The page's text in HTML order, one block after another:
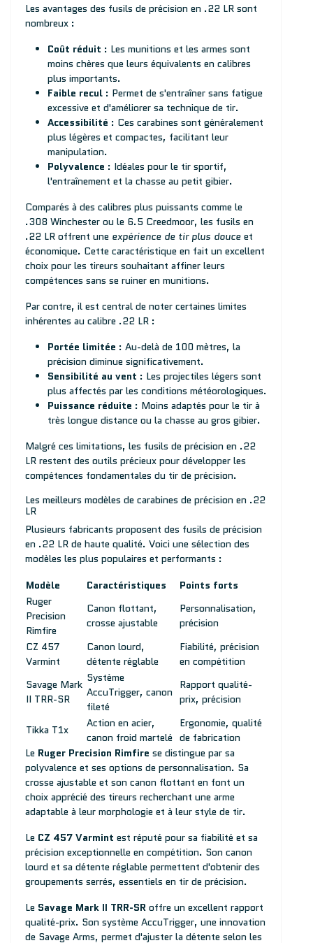
Les avantages des fusils de précision en .22 LR sont
nombreux :
Coût réduit : Les munitions et les armes sont
moins chères que leurs équivalents en calibres
plus importants.
Faible recul : Permet de s'entraîner sans fatigue
excessive et d'améliorer sa technique de tir.
Accessibilité : Ces carabines sont généralement
plus légères et compactes, facilitant leur
manipulation.
Polyvalence : Idéales pour le tir sportif,
l'entraînement et la chasse au petit gibier.
Comparés à des calibres plus puissants comme le
.308 Winchester ou le 6.5 Creedmoor, les fusils en
.22 LR offrent une expérience de tir plus douce et
économique. Cette caractéristique en fait un excellent
choix pour les tireurs souhaitant affiner leurs
compétences sans se ruiner en munitions.
Par contre, il est central de noter certaines limites
inhérentes au calibre .22 LR :
Portée limitée : Au-delà de 100 mètres, la
précision diminue significativement.
Sensibilité au vent : Les projectiles légers sont
plus affectés par les conditions météorologiques.
Puissance réduite : Moins adaptés pour le tir à
très longue distance ou la chasse au gros gibier.
Malgré ces limitations, les fusils de précision en .22
LR restent des outils précieux pour développer les
compétences fondamentales du tir de précision.
Les meilleurs modèles de carabines de précision en .22
LR
Plusieurs fabricants proposent des fusils de précision
en .22 LR de haute qualité. Voici une sélection des
modèles les plus populaires et performants :
Modèle
Caractéristiques
Points forts
Ruger
Precision
Rimfire
Canon flottant,
crosse ajustable
Personnalisation,
précision
CZ 457
Varmint
Canon lourd,
détente réglable
Fiabilité, précision
en compétition
Savage Mark
II TRR-SR
Système
AccuTrigger, canon
fileté
Rapport qualité-
prix, précision
Tikka T1x
Action en acier,
canon froid martelé
Ergonomie, qualité
de fabrication
Le Ruger Precision Rimfire se distingue par sa
polyvalence et ses options de personnalisation. Sa
crosse ajustable et son canon flottant en font un
choix apprécié des tireurs recherchant une arme
adaptable à leur morphologie et à leur style de tir.
Le CZ 457 Varmint est réputé pour sa fiabilité et sa
précision exceptionnelle en compétition. Son canon
lourd et sa détente réglable permettent d'obtenir des
groupements serrés, essentiels en tir de précision.
Le Savage Mark II TRR-SR offre un excellent rapport
qualité-prix. Son système AccuTrigger, une innovation
de Savage Arms, permet d'ajuster la détente selon les